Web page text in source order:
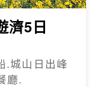
州5日